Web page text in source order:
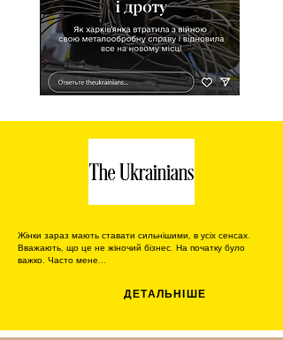
Жінки зараз мають ставати сильнішими, в усіх сенсах.
Вважають, що це не жіночий бізнес. На початку було
важко. Часто мене...
ДЕТАЛЬНІШЕ